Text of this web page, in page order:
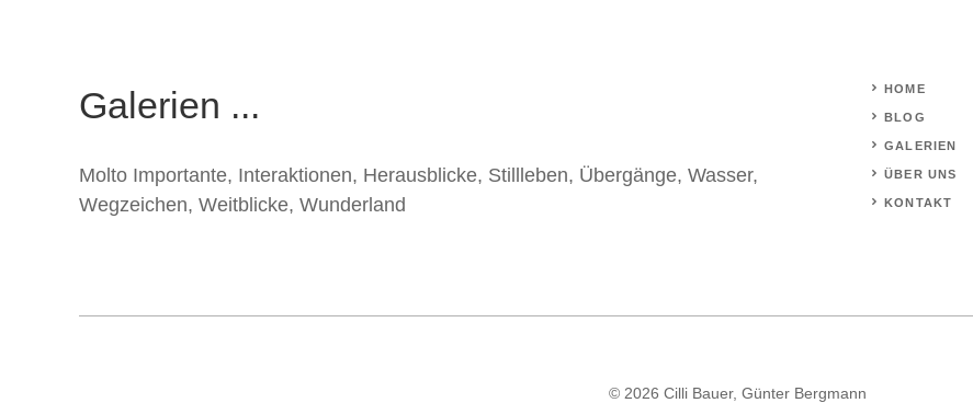
Galerien ...
Molto Importante, Interaktionen, Herausblicke, Stillleben, Übergänge, Wasser,
Wegzeichen, Weitblicke, Wunderland
HOME
BLOG
GALERIEN
ÜBER UNS
KONTAKT
© 2026 Cilli Bauer, Günter Bergmann